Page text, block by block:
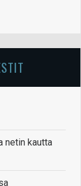
netin kautta